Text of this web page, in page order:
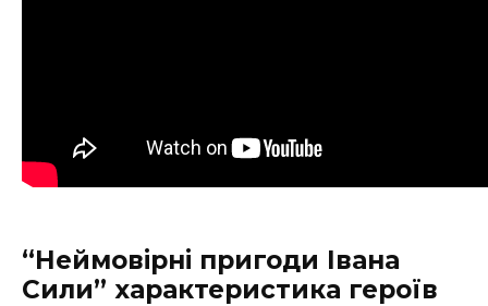
“Неймовірні пригоди Івана
Сили” характеристика героїв